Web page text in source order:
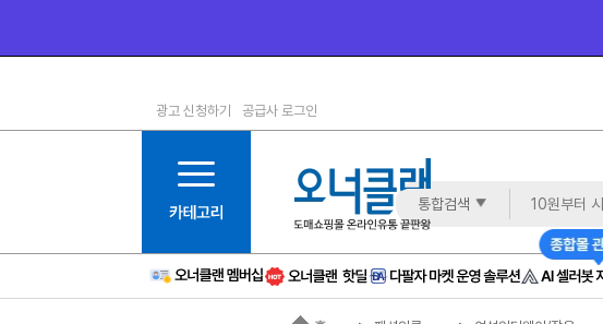
1등급
6등급
11등급
12등급
15등급
16등급
광고 신청하기 공급사 로그인
통합검색